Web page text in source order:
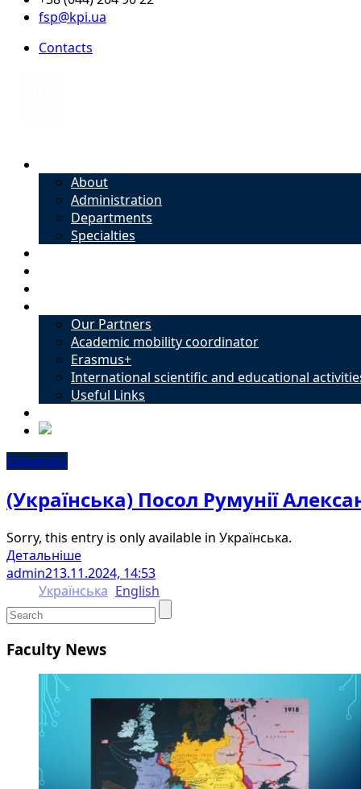
fsp@kpi.ua
Contacts
About
Administration
Departments
Specialties
Our Partners
Academic mobility coordinator
Erasmus+
International scientific and educational
Useful Links
University
(Українська) Посол Румунії
Sorry, this entry is only available in Українська.
Детальніше
admin213.11.2024, 14:53
Українська English
Faculty News